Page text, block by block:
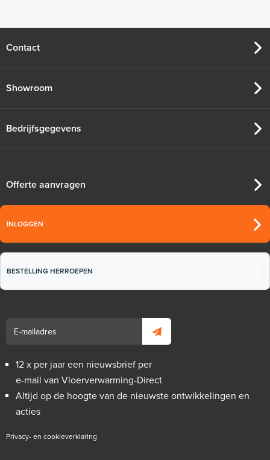
Contact
Showroom
Bedrijfsgegevens
Offerte aanvragen
INLOGGEN
BESTELLING HERROEPEN
12 x per jaar een nieuwsbrief per
e-mail van Vloerverwarming-Direct
Altijd op de hoogte van de nieuwste ontwikkelingen en
acties
Privacy- en cookieverklaring